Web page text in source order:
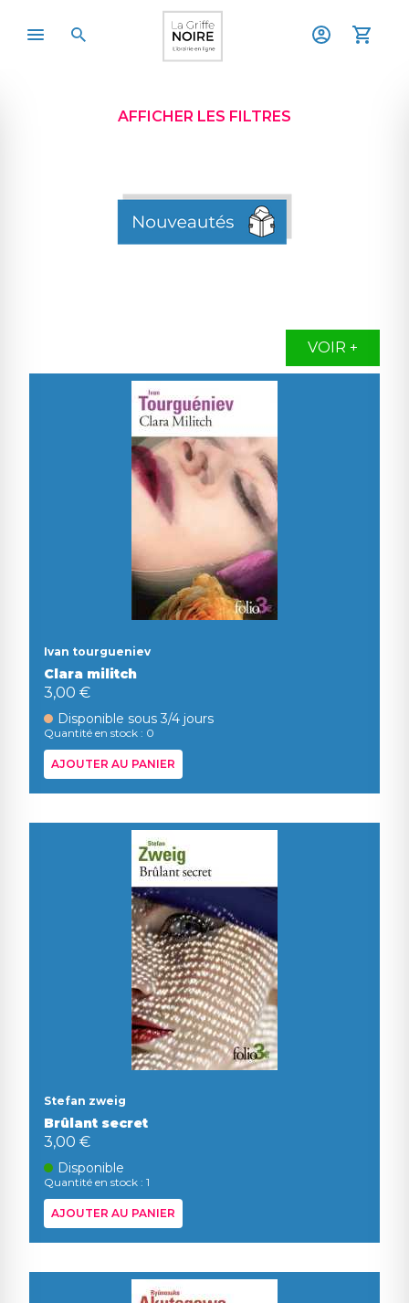
AFFICHER LES FILTRES
VOIR +
Ivan tourgueniev
Clara militch
3,00 €
Disponible sous 3/4 jours
Quantité en stock : 0
AJOUTER AU PANIER
Stefan zweig
Brûlant secret
3,00 €
Disponible
Quantité en stock : 1
AJOUTER AU PANIER